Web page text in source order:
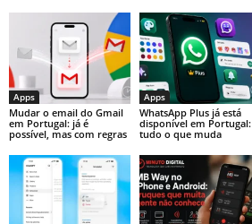
Apps
Mudar o email do Gmail
em Portugal: já é
possível, mas com regras
Apps
WhatsApp Plus já está
disponível em Portugal:
tudo o que muda